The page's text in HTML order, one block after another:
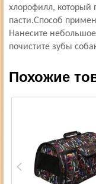
хлорофилл, который
пасти.Способ
Нанесите
почистите зубы
Похожие